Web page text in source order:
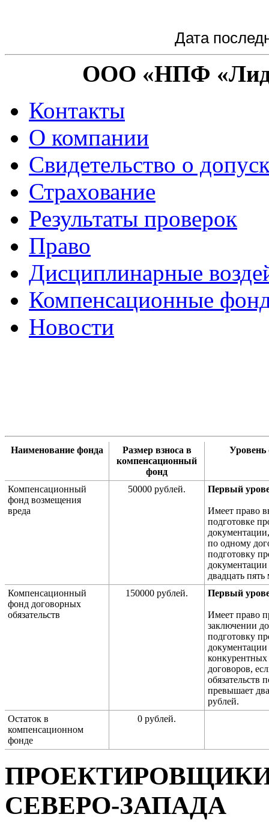
Дата
ООО «НПФ
Контакты
О компании
Свидетельство о
Страхование
Результаты проверок
Право
Дисциплинарные
Компенсационные
Новости
Наименование фонда
Размер взноса в
компенсационный
фонд
Уровень
Компенсационный
фонд возмещения
вреда
50000 рублей. Первый
Имеет право
подготовке
по одному
подготовку
двадцать
Компенсационный
фонд договорных
обязательств
150000 рублей. Первый
Имеет право
заключении
подготовку
конкурентных
договоров,
обязательств
превышает
рублей.
Остаток в
компенсационном
фонде
0 рублей.
СЕВЕРО-ЗАПАДА